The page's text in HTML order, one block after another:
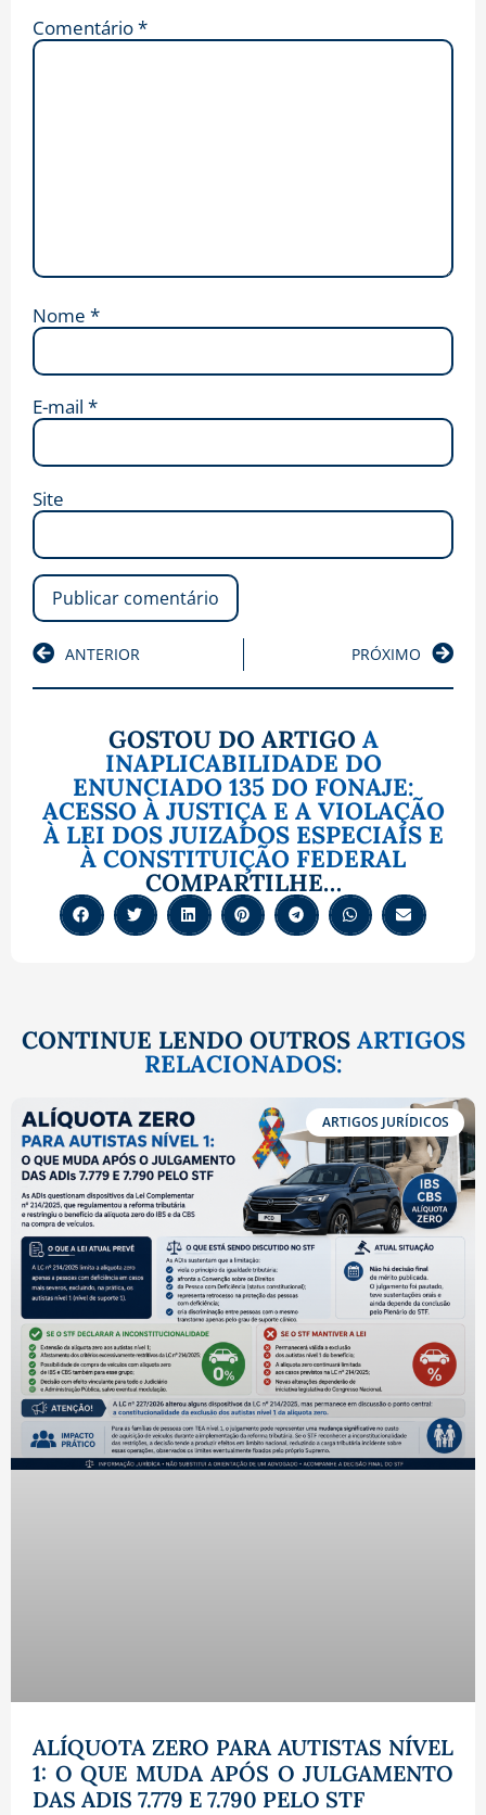
Comentário*
Nome *
E-mail *
Site
ANTERIOR PRÓXIMO
GOSTOU DO ARTIGO A
INAPLICABILIDADE DO
ENUNCIADO 135 DO FONAJE:
ACESSO À JUSTIÇA E A VIOLAÇÃO
À LEI DOS JUIZADOS ESPECIAIS E
À CONSTITUIÇÃO FEDERAL
COMPARTILHE…
CONTINUE LENDO OUTROS ARTIGOS
RELACIONADOS:
ARTIGOS JURÍDICOS
ALÍQUOTA ZERO PARA AUTISTAS NÍVEL
1: O QUE MUDA APÓS O JULGAMENTO
DAS ADIS 7.779 E 7.790 PELO STF